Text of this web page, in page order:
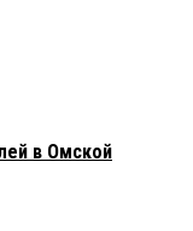
в Омской